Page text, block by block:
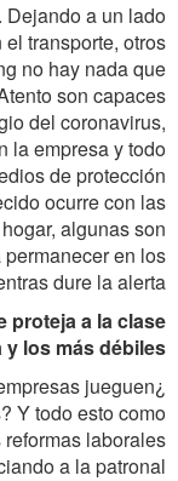
Dejando a un lado
transporte, otros
no hay nada que
son capaces
del coronavirus,
la empresa y todo
de protección
ocurre con las
algunas son
en los
dure la alerta.
proteja a la clase
y los más débiles
jueguen
Y todo esto como
laborales
a la patronal.